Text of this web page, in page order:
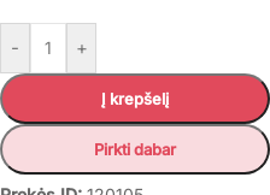
- +
Į krepšelį
Pirkti dabar